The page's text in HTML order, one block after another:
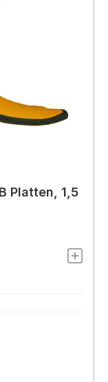
Platten, 1,5